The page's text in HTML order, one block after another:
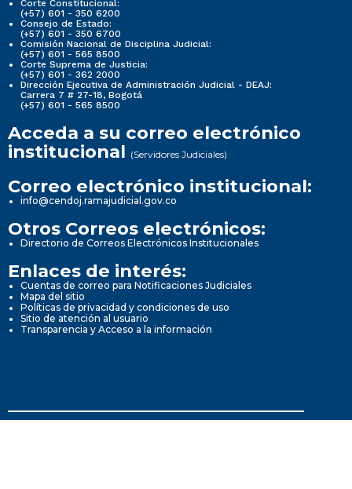
Corte Constitucional:
(+57) 601 - 350 6200
Consejo de Estado:
(+57) 601 - 350 6700
Comisión Nacional de Disciplina Judicial:
(+57) 601 - 565 8500
Corte Suprema de Justicia:
(+57) 601 - 362 2000
Dirección Ejecutiva de Administración Judicial - DEAJ:
Carrera 7 # 27-18, Bogotá
(+57) 601 - 565 8500
Acceda a su correo electrónico
institucional (Servidores Judiciales)
Correo electrónico institucional:
info@cendoj.ramajudicial.gov.co
Otros Correos electrónicos:
Directorio de Correos Electrónicos Institucionales
Enlaces de interés:
Cuentas de correo para Notificaciones Judiciales
Mapa del sitio
Políticas de privacidad y condiciones de uso
Sitio de atención al usuario
Transparencia y Acceso a la información